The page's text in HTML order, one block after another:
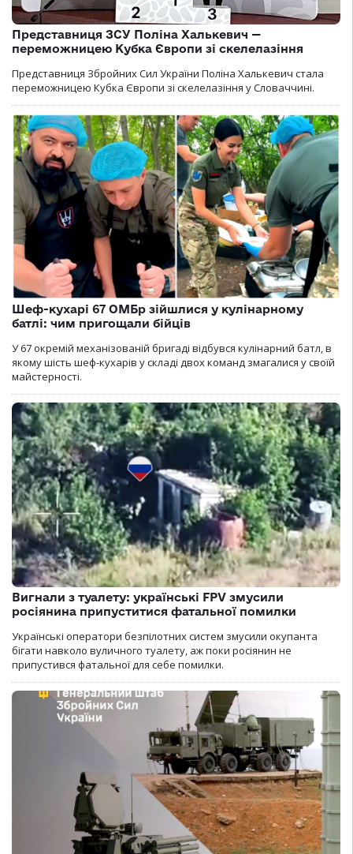
Представниця ЗСУ Поліна Халькевич —
переможницею Кубка Європи зі скелелазіння
Представниця Збройних Сил України Поліна Халькевич стала
переможницею Кубка Європи зі скелелазіння у Словаччині.
Шеф-кухарі 67 ОМБр зійшлися у кулінарному
батлі: чим пригощали бійців
У 67 окремій механізованій бригаді відбувся кулінарний батл, в
якому шість шеф-кухарів у складі двох команд змагалися у своїй
майстерності.
Вигнали з туалету: українські FPV змусили
росіянина припуститися фатальної помилки
Українські оператори безпілотних систем змусили окупанта
бігати навколо вуличного туалету, аж поки росіянин не
припустився фатальної для себе помилки.